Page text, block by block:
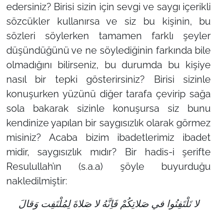
edersiniz? Birisi sizin için sevgi ve saygı içerikli
sözcükler kullanırsa ve siz bu kişinin, bu
sözleri söylerken tamamen farklı şeyler
düşündüğünü ve ne söylediğinin farkında bile
olmadığını bilirseniz, bu durumda bu kişiye
nasıl bir tepki gösterirsiniz? Birisi sizinle
konuşurken yüzünü diğer tarafa çevirip sağa
sola bakarak sizinle konuşursa siz bunu
kendinize yapılan bir saygısızlık olarak görmez
misiniz? Acaba bizim ibadetlerimiz ibadet
midir, saygısızlık mıdır? Bir hadis-i şerifte
Resulullah’ın (s.a.a) şöyle buyurduğu
nakledilmiştir:
لا تَلْتَفِتُوا في صَلاتِكُمْ فَاِنَّهُ لا صَلاةَ لِمُلْتَفِت وَقالَ